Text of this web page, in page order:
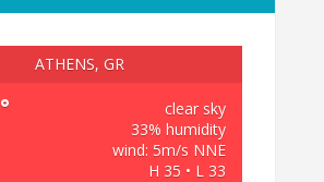
ATHENS, GR
°
clear sky
33% humidity
wind: 5m/s NNE
H 35 • L 33